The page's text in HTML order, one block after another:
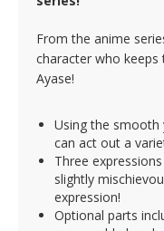
From the anime
character who keeps
Ayase!
Using the
can act out a
Three
slightly
expression!
Optional parts